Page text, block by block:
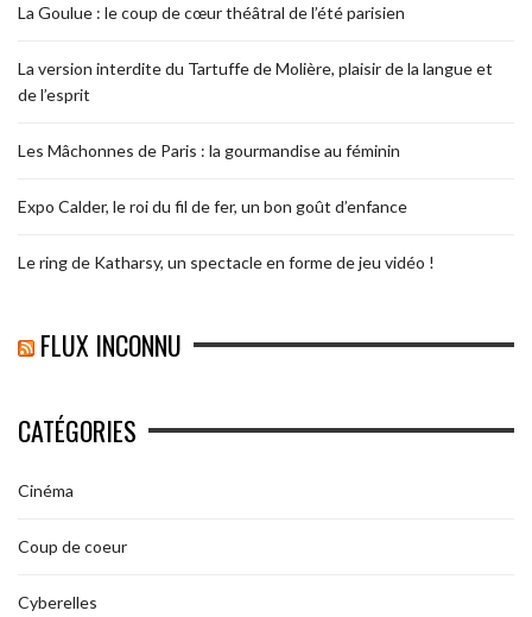
La Goulue : le coup de cœur théâtral de l’été parisien
La version interdite du Tartuffe de Molière, plaisir de la langue et
de l’esprit
Les Mâchonnes de Paris : la gourmandise au féminin
Expo Calder, le roi du fil de fer, un bon goût d’enfance
Le ring de Katharsy, un spectacle en forme de jeu vidéo !
FLUX INCONNU
CATÉGORIES
Cinéma
Coup de coeur
Cyberelles